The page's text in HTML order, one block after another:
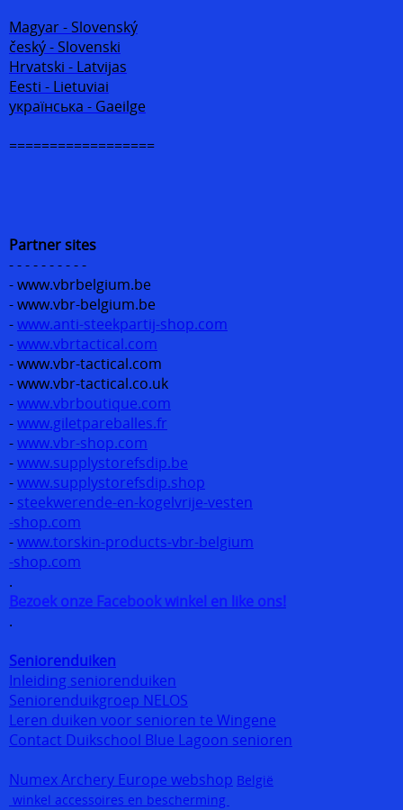
Magyar - Slovenský
český - Slovenski
Hrvatski - Latvijas
Eesti - Lietuviai
українська - Gaeilge
==================
Partner sites
- - - - - - - - - -
- www.vbrbelgium.be
- www.vbr-belgium.be
-www.anti-steekpartij-shop.com
-www.vbrtactical.com
- www.vbr-tactical.com
- www.vbr-tactical.co.uk
-www.vbrboutique.com
-www.giletpareballes.fr
-www.vbr-shop.com
-www.supplystorefsdip.be
-www.supplystorefsdip.shop
- steekwerende-en-kogelvrije-vesten
-shop.com
-www.torskin-products-vbr-belgium
-shop.com
.
Bezoek onze Facebook winkel en like ons!
.
Seniorenduiken
Inleiding seniorenduiken
Seniorenduikgroep NELOS
Leren duiken voor senioren te Wingene
Contact Duikschool Blue Lagoon senioren
Numex Archery Europe webshop België
winkel accessoires en bescherming